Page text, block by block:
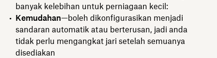
banyak kelebihan untuk perniagaan kecil:
Kemudahan—boleh dikonfigurasikan menjadi
sandaran automatik atau berterusan, jadi anda
tidak perlu mengangkat jari setelah semuanya
disediakan